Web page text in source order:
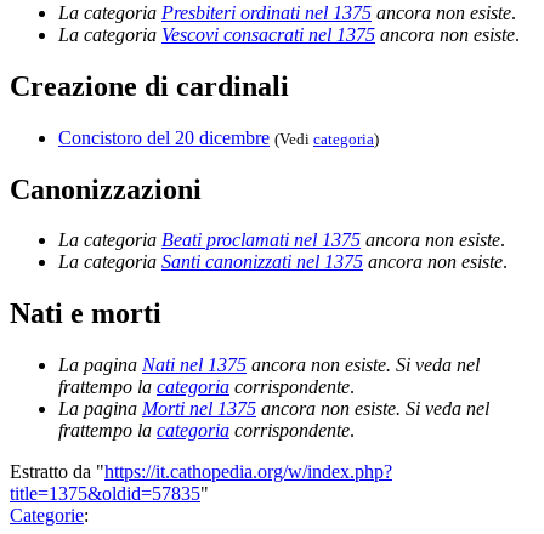
La categoria Presbiteri ordinati nel 1375 ancora non esiste.
La categoria Vescovi consacrati nel 1375 ancora non esiste.
Creazione di cardinali
Concistoro del 20 dicembre (Vedi categoria)
Canonizzazioni
La categoria Beati proclamati nel 1375 ancora non esiste.
La categoria Santi canonizzati nel 1375 ancora non esiste.
Nati e morti
La pagina Nati nel 1375 ancora non esiste. Si veda nel
frattempo la categoria corrispondente.
La pagina Morti nel 1375 ancora non esiste. Si veda nel
frattempo la categoria corrispondente.
Estratto da "https://it.cathopedia.org/w/index.php?
title=1375&oldid=57835"
Categorie: